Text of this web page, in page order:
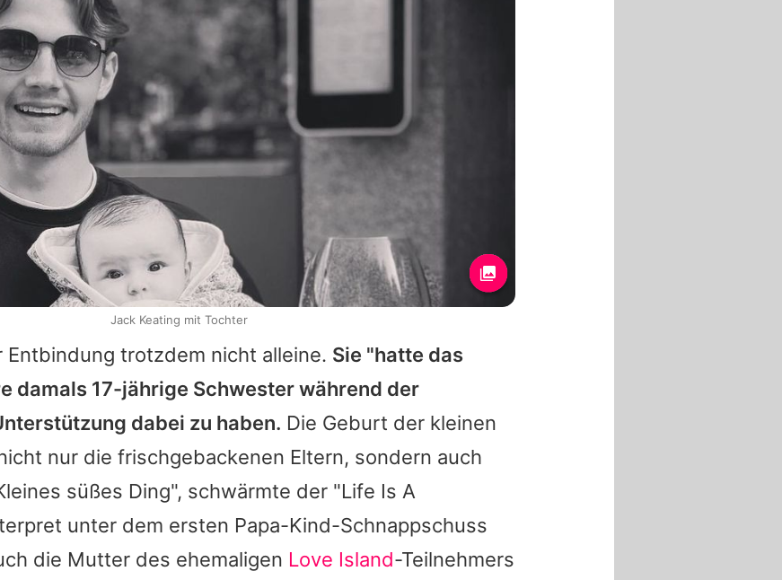
Entbindung trotzdem nicht alleine. Sie "hatte das
damals 17-jährige Schwester während der
dabei zu haben. Die Geburt der kleinen
nur die frischgebackenen Eltern, sondern auch
süßes Ding", schwärmte der "Life Is A
unter dem ersten Papa-Kind-Schnappschuss
die Mutter des ehemaligen Love Island-Teilnehmers
Jack Keating mit Tochter